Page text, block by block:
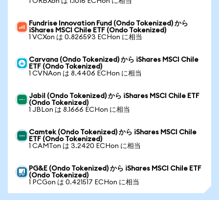
Fundrise Innovation Fund (Ondo Tokenized) から
iShares MSCI Chile ETF (Ondo Tokenized)
1 VCXon は 0.826593 ECHon に相当
Carvana (Ondo Tokenized) から iShares MSCI Chile
ETF (Ondo Tokenized)
1 CVNAon は 8.4406 ECHon に相当
Jabil (Ondo Tokenized) から iShares MSCI Chile ETF
(Ondo Tokenized)
1 JBLon は 8.1666 ECHon に相当
Camtek (Ondo Tokenized) から iShares MSCI Chile
ETF (Ondo Tokenized)
1 CAMTon は 3.2420 ECHon に相当
PG&E (Ondo Tokenized) から iShares MSCI Chile ETF
(Ondo Tokenized)
1 PCGon は 0.421517 ECHon に相当